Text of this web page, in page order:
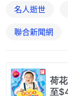
名人逝世
聯合新聞網